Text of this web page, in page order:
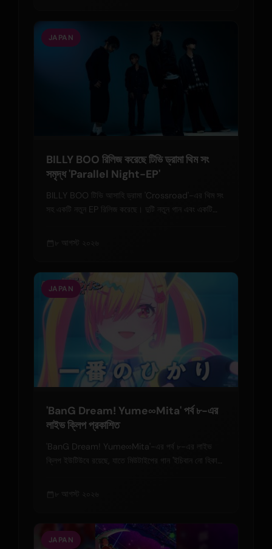
JAPAN
BILLY BOO রিলিজ করেছে টিভি ড্রামা থিম সং
সমৃদ্ধ 'Parallel Night-EP'
BILLY BOO টিভি আসাহি ড্রামা 'Crossroad'-এর থিম সং
সহ একটি নতুন EP রিলিজ করেছে। দুটি নতুন গান এবং একটি
৮ আগস্ট ২০২৬
JAPAN
'BanG Dream! Yume∞Mita' পর্ব ৮-এর
লাইভ ক্লিপ প্রকাশিত
'BanG Dream! Yume∞Mita'-এর পর্ব ৮-এর লাইভ
ক্লিপ ইউটিউবে রয়েছে, যাতে মিউটাইপের গান 'ইচিবান নো হিকারি'
৮ আগস্ট ২০২৬
JAPAN